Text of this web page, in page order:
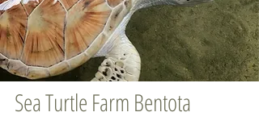
Sea Turtle Farm Bentota